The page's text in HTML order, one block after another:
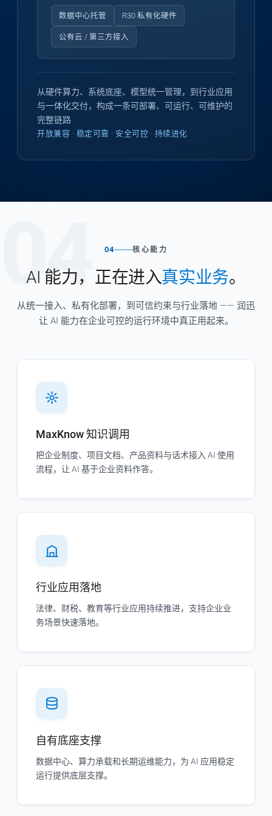
数据中心托管 R30 私有化硬件
公有云 / 第三方接入
从硬件算力、系统底座、模型统一管理，到行业应用
与一体化交付，构成一条可部署、可运行、可维护的
完整链路
开放兼容 · 稳定可靠 · 安全可控 · 持续进化
04 04 核心能力
AI 能力，正在进入真实业务。
从统一接入、私有化部署，到可信约束与行业落地 —— 润迅
让 AI 能力在企业可控的运行环境中真正用起来。
MaxKnow 知识调用
把企业制度、项目文档、产品资料与话术接入 AI 使用
流程，让 AI 基于企业资料作答。
行业应用落地
法律、财税、教育等行业应用持续推进，支持企业业
务场景快速落地。
自有底座支撑
数据中心、算力承载和长期运维能力，为 AI 应用稳定
运行提供底层支撑。